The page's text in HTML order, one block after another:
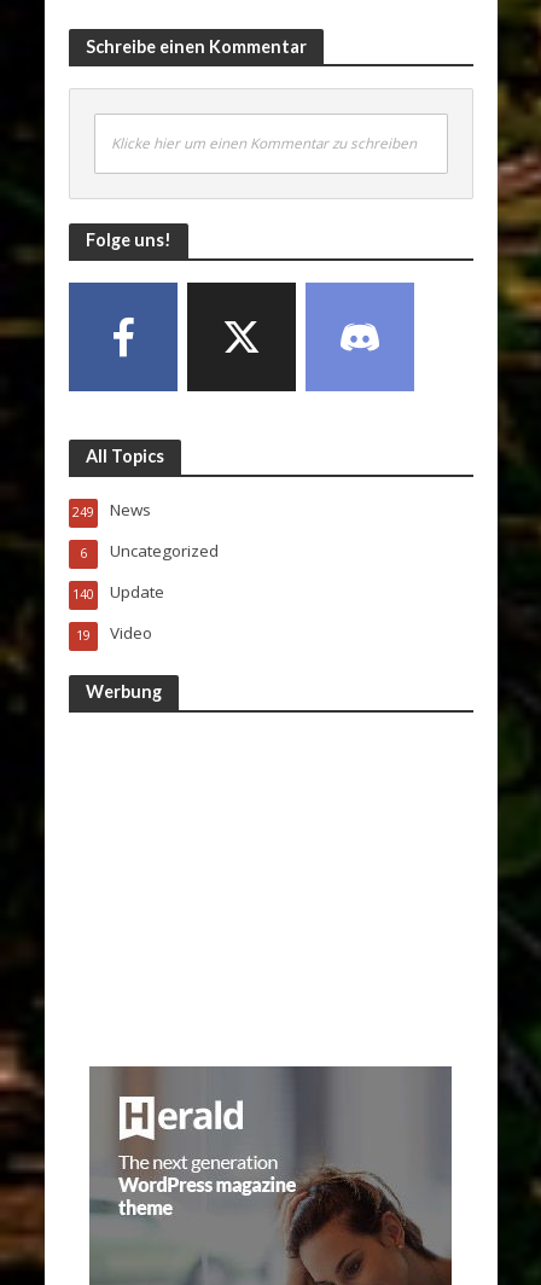
Schreibe einen Kommentar
Klicke hier um einen Kommentar zu schreiben
Folge uns!
All Topics
News
249
Uncategorized
6
Update
140
Video
19
Werbung